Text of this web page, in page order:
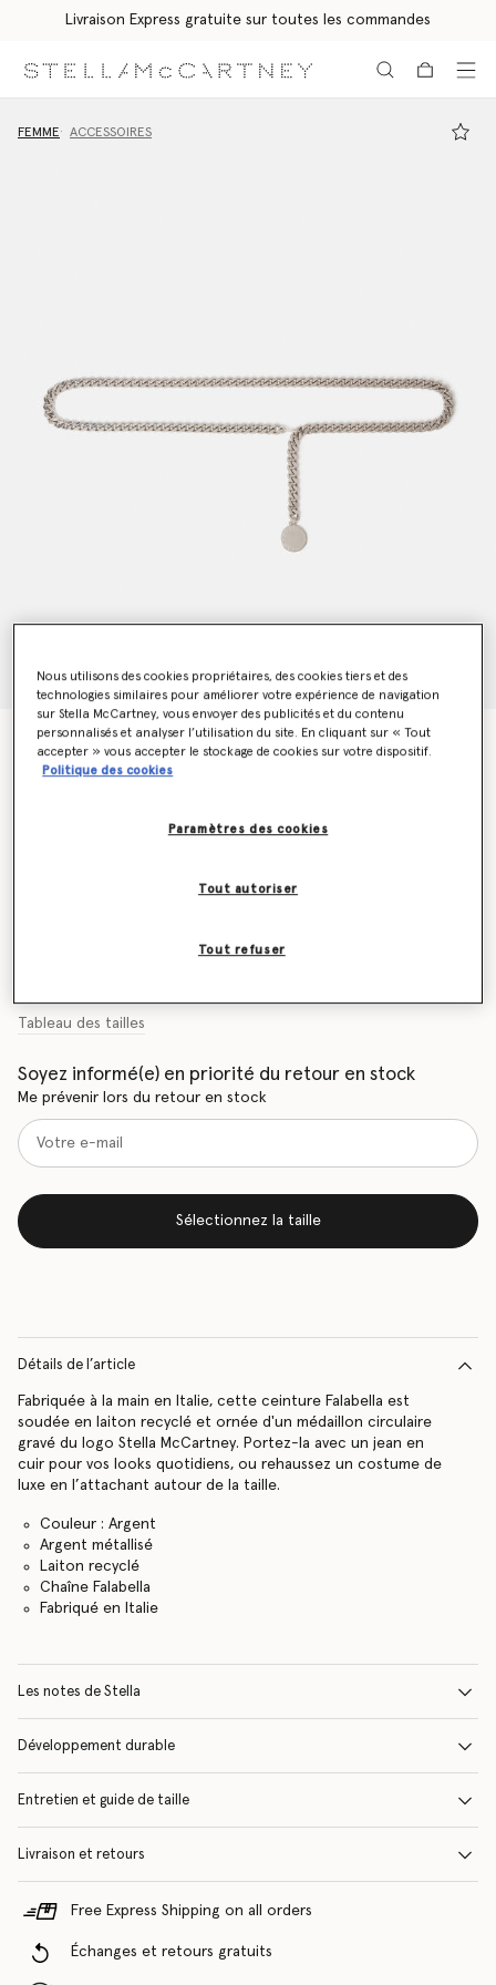
Livraison Express gratuite sur toutes les commandes
FEMME ACCESSOIRES
Ceinture chaine Falabella
CHF360.00
Tableau des tailles
Soyez informé(e) en priorité du retour en stock
Me prévenir lors du retour en stock
Sélectionnez la taille
Détails de l’article
Fabriquée à la main en Italie, cette ceinture Falabella est
soudée en laiton recyclé et ornée d'un médaillon circulaire
gravé du logo Stella McCartney. Portez-la avec un jean en
cuir pour vos looks quotidiens, ou rehaussez un costume de
luxe en l’attachant autour de la taille.
Couleur : Argent
Argent métallisé
Laiton recyclé
Chaîne Falabella
Fabriqué en Italie
Les notes de Stella
Développement durable
Entretien et guide de taille
Livraison et retours
Free Express Shipping on all orders
Échanges et retours gratuits
Nous utilisons des cookies propriétaires, des cookies tiers et des
technologies similaires pour améliorer votre expérience de navigation
sur Stella McCartney, vous envoyer des publicités et du contenu
personnalisés et analyser l’utilisation du site. En cliquant sur « Tout
accepter » vous accepter le stockage de cookies sur votre dispositif.
Politique des cookies
Paramètres des cookies
Tout refuser
Tout autoriser